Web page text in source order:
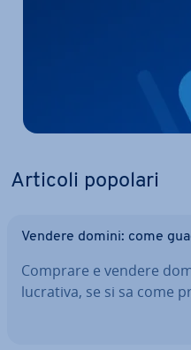
Articoli popolari
Vendere domini: come
Comprare e vendere
lucrativa, se si sa come